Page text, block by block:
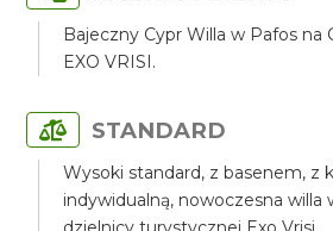
Bajeczny Cypr Willa w Pafos na
EXO VRISI.
STANDARD
Wysoki standard, z basenem, z
indywidualną, nowoczesna willa